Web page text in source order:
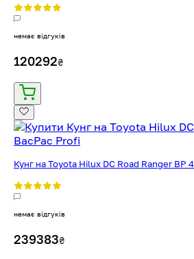
немає відгуків
120292₴
Кунг на Toyota Hilux DC Road Ranger BP
немає відгуків
239383₴